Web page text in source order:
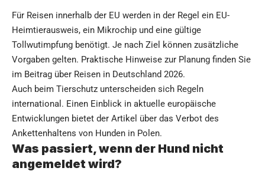
Für Reisen innerhalb der EU werden in der Regel ein EU-
Heimtierausweis, ein Mikrochip und eine gültige
Tollwutimpfung benötigt. Je nach Ziel können zusätzliche
Vorgaben gelten. Praktische Hinweise zur Planung finden Sie
im Beitrag über Reisen in Deutschland 2026.
Auch beim Tierschutz unterscheiden sich Regeln
international. Einen Einblick in aktuelle europäische
Entwicklungen bietet der Artikel über das Verbot des
Ankettenhaltens von Hunden in Polen.
Was passiert, wenn der Hund nicht
angemeldet wird?